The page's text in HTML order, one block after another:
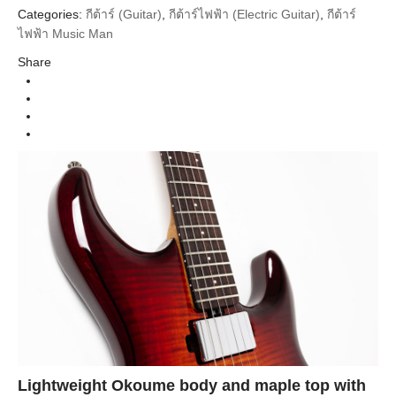
Brands
InstrumentGuitar Electric
Colors
Categories: กีต้าร์ (Guitar) กีต้าร์ไฟฟ้า (Electric Guitar) กีต้าร์
ไฟฟ้า Music Man
Share
Lightweight Okoume body and maple top with